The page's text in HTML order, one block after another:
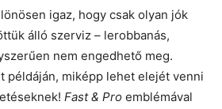
igaz, hogy csak olyan jók
álló szerviz – lerobbanás,
nem engedhető meg.
példáján, miképp lehet elejét venni
Fast & Pro emblémával